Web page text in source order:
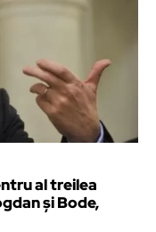
al treilea
și Bode,